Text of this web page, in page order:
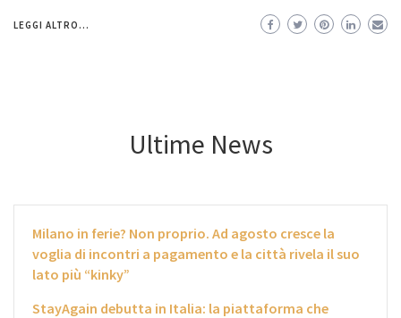
LEGGI ALTRO...
Ultime News
Milano in ferie? Non proprio. Ad agosto cresce la
voglia di incontri a pagamento e la città rivela il suo
lato più “kinky”
StayAgain debutta in Italia: la piattaforma che